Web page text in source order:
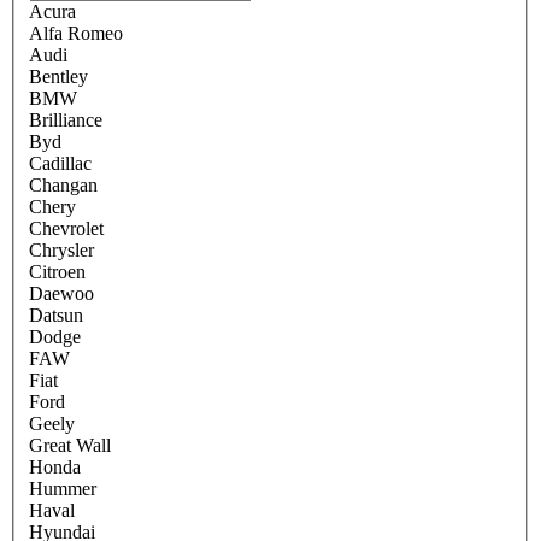
Acura
Alfa Romeo
Audi
Bentley
BMW
Brilliance
Byd
Cadillac
Changan
Chery
Chevrolet
Chrysler
Citroen
Daewoo
Datsun
Dodge
FAW
Fiat
Ford
Geely
Great Wall
Honda
Hummer
Haval
Hyundai